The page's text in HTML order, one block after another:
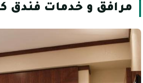
مرافق و خدمات فندق